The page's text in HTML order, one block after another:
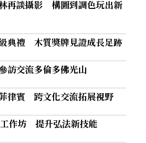
再談攝影 構圖到調色玩出新
典禮 木質獎牌見證成長足跡
訪交流多倫多佛光山
律賓 跨文化交流拓展視野
作坊 提升弘法新技能